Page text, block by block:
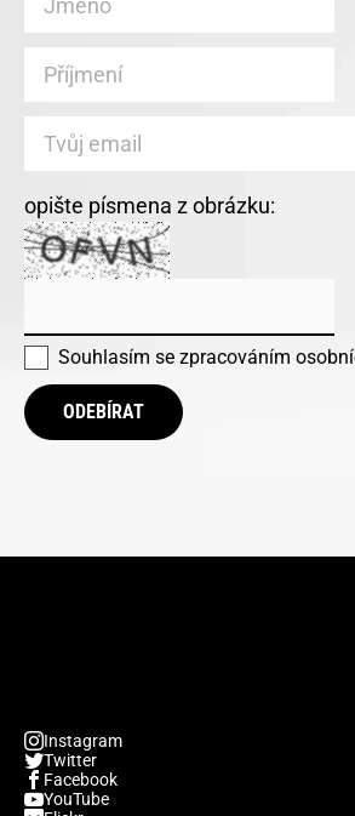
opište písmena z obrázku:
Souhlasím se zpracováním
ODEBÍRAT
Instagram
Twitter
Facebook
YouTube